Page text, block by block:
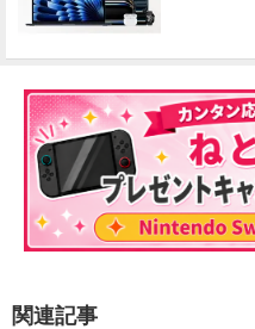
関連記事